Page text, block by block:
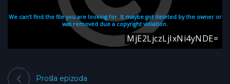
Prošla epizoda